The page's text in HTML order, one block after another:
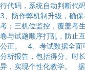
行代码，系统自动判断代
3、防作弊机制升级，确
考；三机位监控，覆盖考
卷与试题顺序打乱，防止
公正。 4、考试数据全面
分析报告，包括得分、时
异，实现个性化教学。